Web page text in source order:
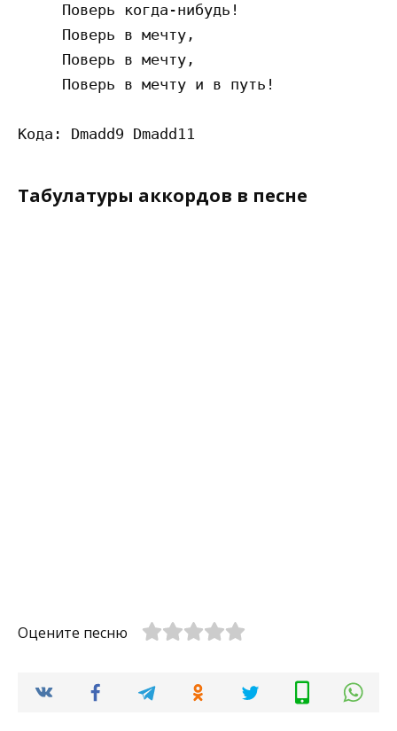
     Поверь когда-нибудь!
     Поверь в мечту,
     Поверь в мечту,
     Поверь в мечту и в путь!
Табулатуры аккордов в песне
Оцените песню